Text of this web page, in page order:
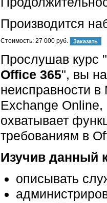
Производится
Стоимость: 27 000 руб.
Прослушав курс "
Office 365", вы
неисправности
Exchange
охватывает
требованиям в
Изучив данный
описывать